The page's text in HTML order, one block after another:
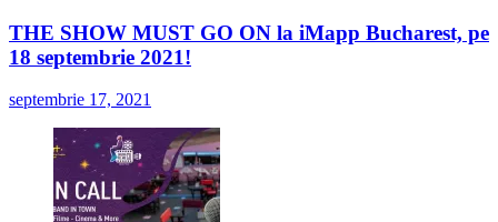
THE SHOW MUST GO ON la iMapp Bucharest, pe
18 septembrie 2021!
septembrie 17, 2021